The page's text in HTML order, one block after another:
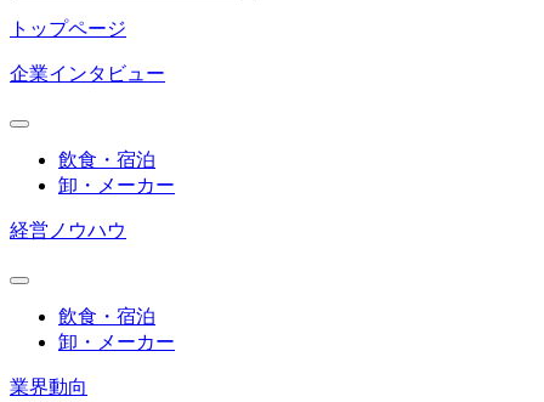
トップページ
企業インタビュー
飲食・宿泊
卸・メーカー
経営ノウハウ
飲食・宿泊
卸・メーカー
業界動向